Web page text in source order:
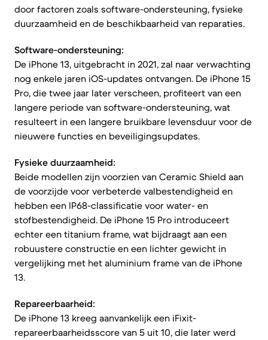
door factoren zoals software-ondersteuning, fysieke
duurzaamheid en de beschikbaarheid van reparaties.
Software-ondersteuning:
De iPhone 13, uitgebracht in 2021, zal naar verwachting
nog enkele jaren iOS-updates ontvangen. De iPhone 15
Pro, die twee jaar later verscheen, profiteert van een
langere periode van software-ondersteuning, wat
resulteert in een langere bruikbare levensduur voor de
nieuwere functies en beveiligingsupdates.
Fysieke duurzaamheid:
Beide modellen zijn voorzien van Ceramic Shield aan
de voorzijde voor verbeterde valbestendigheid en
hebben een IP68-classificatie voor water- en
stofbestendigheid. De iPhone 15 Pro introduceert
echter een titanium frame, wat bijdraagt aan een
robuustere constructie en een lichter gewicht in
vergelijking met het aluminium frame van de iPhone
13.
Repareerbaarheid:
De iPhone 13 kreeg aanvankelijk een iFixit-
repareerbaarheidsscore van 5 uit 10, die later werd